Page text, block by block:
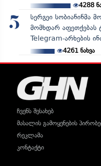
4288
5
სერგეი სობიანინმა
მომხდარ
Telegram-არხების
4261ნახვა
ჩვენს შესახებ
მასალის გამოყენების
რეკლამა
კონტაქტი